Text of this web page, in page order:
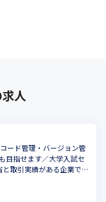
人
ード管理・バージョン管
目指せます／大学入試セ
取引実績がある企業で、